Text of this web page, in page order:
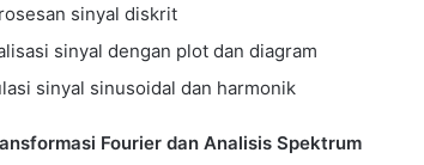
sinyal diskrit
sinyal dengan plot dan diagram
sinyal sinusoidal dan harmonik
Fourier dan Analisis Spektrum